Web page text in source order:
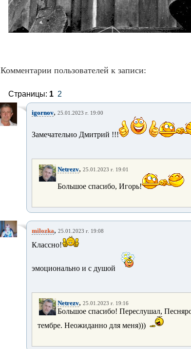
Комментарии пользователей к записи:
Страницы: 1 2
igornov, 25.01.2023 г. 19:00
Замечательно Дмитрий !!!
Netrezv, 25.01.2023 г. 19:01
Большое спасибо, Игорь!
milozka, 25.01.2023 г. 19:08
Классно!
эмоционально и с душой
Netrezv, 25.01.2023 г. 19:16
Большое спасибо! Переслушал,
тембре. Неожиданно для меня)))